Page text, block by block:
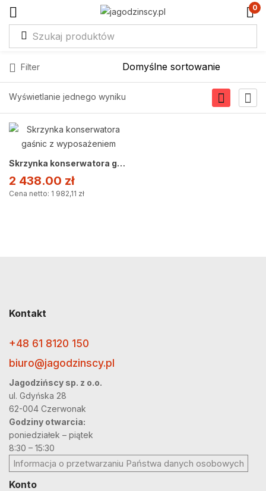
0
Wyświetlanie jednego wyniku
Filter
Skrzynka konserwatora gaśnic z wyposażeniem
2 438.00 zł
Cena netto: 1 982,11 zł
Kontakt
+48 61 8120 150
biuro@jagodzinscy.pl
Jagodzińscy sp. z o.o.
ul. Gdyńska 28
62-004 Czerwonak
Godziny otwarcia:
poniedziałek – piątek
8:30 – 15:30
Informacja o przetwarzaniu Państwa danych osobowych
Konto